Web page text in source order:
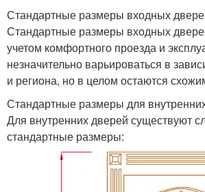
Стандартные размеры входных
Стандартные размеры входных
учетом комфортного проезда и
незначительно варьироваться в
и региона, но в целом остаются
Стандартные размеры для
Для внутренних дверей существуют
стандартные размеры: